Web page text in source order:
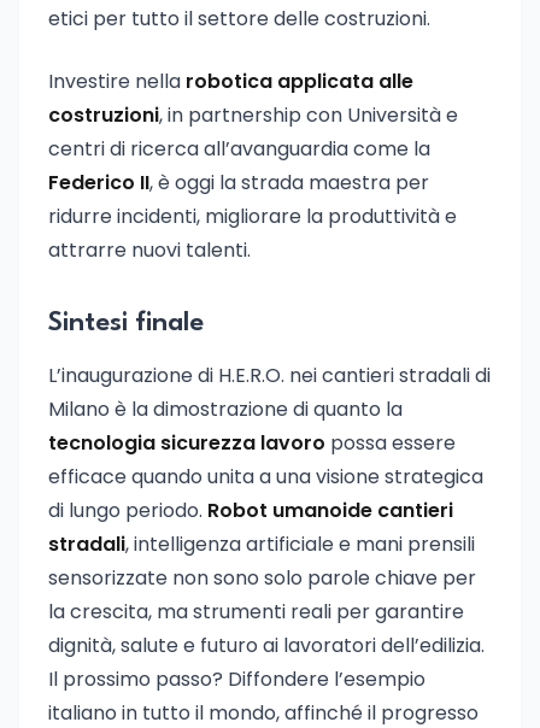
etici per tutto il settore delle costruzioni.
Investire nella robotica applicata alle
costruzioni, in partnership con Università e
centri di ricerca all’avanguardia come la
Federico II, è oggi la strada maestra per
ridurre incidenti, migliorare la produttività e
attrarre nuovi talenti.
Sintesi finale
L’inaugurazione di H.E.R.O. nei cantieri stradali di
Milano è la dimostrazione di quanto la
tecnologia sicurezza lavoro possa essere
efficace quando unita a una visione strategica
di lungo periodo. Robot umanoide cantieri
stradali, intelligenza artificiale e mani prensili
sensorizzate non sono solo parole chiave per
la crescita, ma strumenti reali per garantire
dignità, salute e futuro ai lavoratori dell’edilizia.
Il prossimo passo? Diffondere l’esempio
italiano in tutto il mondo, affinché il progresso